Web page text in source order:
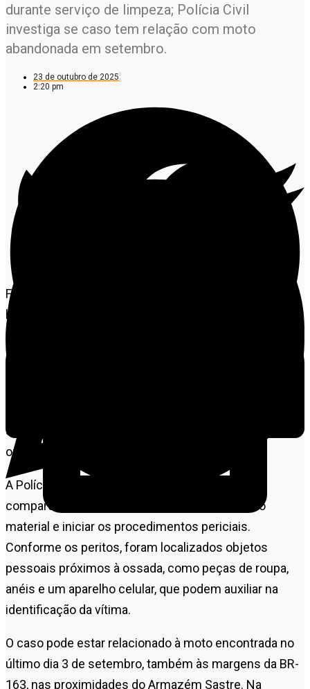
durante serviço de limpeza; Polícia Civil
investiga se caso tem relação com moto
abandonada em setembro.
23 de outubro de 2025
2:20 pm
Foi localizada nesta quarta-feira (23) uma ossada
humana às margens da BR-163, no município de Terra
Nova do Norte, durante um serviço de limpeza e
manutenção realizado pela concessionária Via Brasil.
encontraram restos mortais, incluindo o crânio e
outros ossos humanos.
A Polícia Civil e a Politec foram acionadas e
compareceram ao local para realizar a coleta do
material e iniciar os procedimentos periciais.
Conforme os peritos, foram localizados objetos
pessoais próximos à ossada, como peças de roupa,
anéis e um aparelho celular, que podem auxiliar na
identificação da vítima.
O caso pode estar relacionado à moto encontrada no
último dia 3 de setembro, também às margens da BR-
163, nas proximidades do Armazém Sastre. Na